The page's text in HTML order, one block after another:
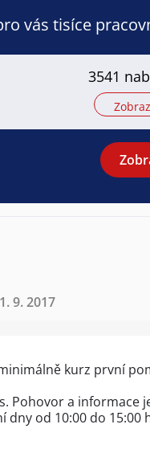
vás tisíce
3541
9. 2017
kurz první
Pohovor a informace
dny od 10:00 do 15:00